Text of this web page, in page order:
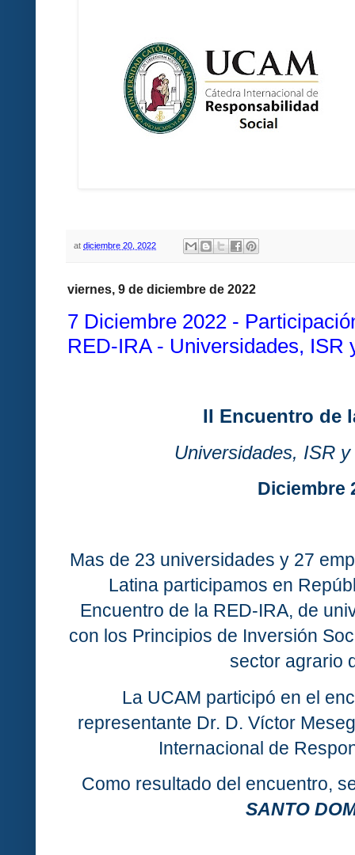
at diciembre 20, 2022
viernes, 9 de diciembre de 2022
7 Diciembre 2022 -
RED-IRA - Universidades, ISR
II Encuentro de
Universidades, ISR
Diciembre
Mas de 23 universidades y 27
Latina participamos en
Encuentro de la RED-IRA, de
con los Principios de Inversión
sector agrario
La UCAM participó en el
representante Dr. D. Víctor
Internacional de
Como resultado del encuentro,
SANTO